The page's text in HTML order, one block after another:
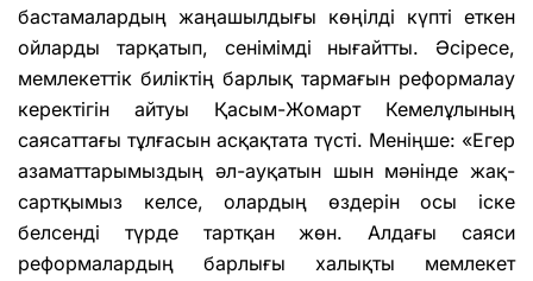
бастамалардың жаңашылдығы көңілді күпті еткен
ойларды тарқатып, сенімімді нығайтты. Әсіресе,
мемлекеттік биліктің барлық тармағын реформалау
керекті­гін айтуы Қасым-Жомарт Кемелұлының
саясаттағы тұлғасын асқақтата түсті. Меніңше: «Егер
азаматтарымыздың әл-ауқатын шын мәнінде жақ­
сартқымыз келсе, олардың өздерін осы іске
белсенді түрде тартқан жөн. Алдағы саяси
реформалардың барлығы халықты мемлекет